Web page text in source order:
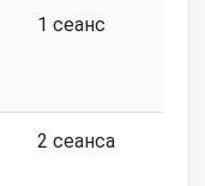
1 сеанс
2 сеанса